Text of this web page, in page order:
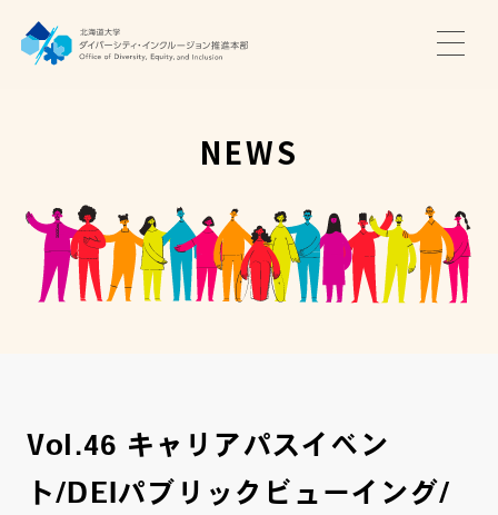
推進本部について
アクセス・お問い合わせ
NEWS
Vol.46 キャリアパスイベン
ト/DEIパブリックビューイング/